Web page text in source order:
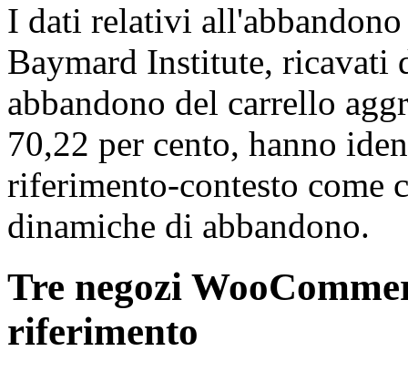
I dati relativi
Baymard Institute, ricavati
abbandono del carrello
70,22 per cento, hanno
riferimento-contesto come
dinamiche di abbandono.
Tre negozi
riferimento